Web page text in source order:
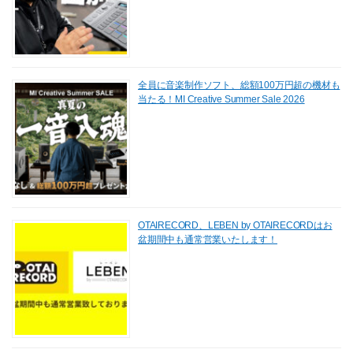
全員に音楽制作ソフト、総額100万円超の機材も
当たる！MI Creative Summer Sale 2026
OTAIRECORD、LEBEN by OTAIRECORDはお
盆期間中も通常営業いたします！